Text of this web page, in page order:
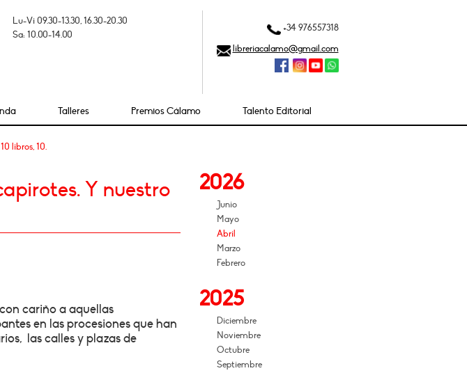
Lu-Vi 09.30-13.30, 16.30-20.30
Sa: 10.00-14.00
+34 976557318
libreriacalamo@gmail.com
Talleres Premios Cálamo Talento Editorial
libros, 10.
Y nuestro
cariño a aquellas
en las procesiones que han
las calles y plazas de
2026
Junio
Mayo
Abril
Marzo
Febrero
2025
Diciembre
Noviembre
Octubre
Septiembre